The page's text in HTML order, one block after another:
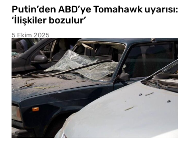
Putin’den ABD’ye Tomahawk uyarısı:
‘İlişkiler bozulur’
5 Ekim 2025